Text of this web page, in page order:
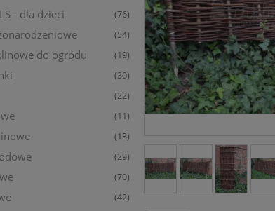
- dla dzieci (76)
(54)
do ogrodu (19)
(30)
(22)
(11)
(13)
(29)
(70)
(42)